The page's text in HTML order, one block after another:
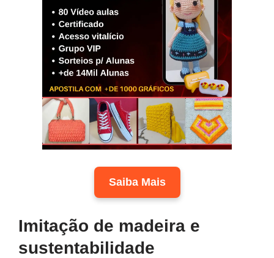
Saiba Mais
Imitação de madeira e
sustentabilidade